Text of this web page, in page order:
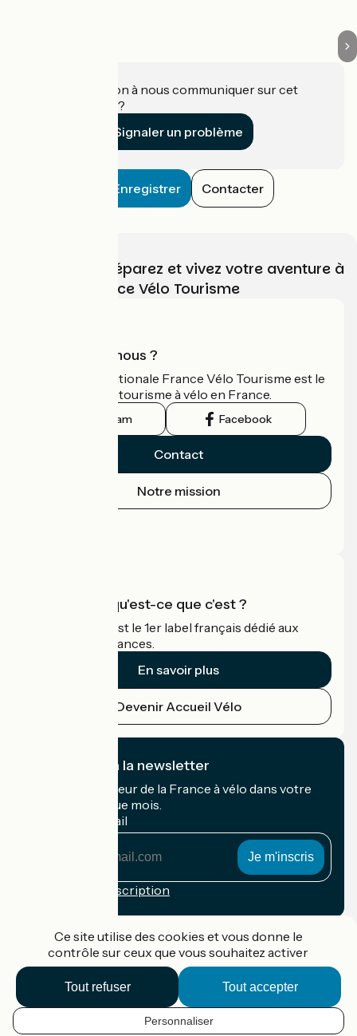
FR
Une information à nous communiquer sur cet
établissement ?
Signaler un problème
Enregistrer Contacter
Choisissez, préparez et vivez votre aventure à
vélo avec France Vélo Tourisme
Qui sommes-nous ?
L'association nationale France Vélo Tourisme est le
guide officiel du tourisme à vélo en France.
Instagram Facebook
Contact
Notre mission
Accueil Vélo qu'est-ce que c'est ?
Accueil Vélo c'est le 1er label français dédié aux
cyclistes en vacances.
En savoir plus
Devenir Accueil Vélo
Je m'abonne à la newsletter
Recevez le meilleur de la France à vélo dans votre
boîte mail chaque mois.
Mon adresse mail
Conditions d'inscription
Accueil Vélo Pro
Contact
Mentions légales
Ce site utilise des cookies et vous donne le
contrôle sur ceux que vous souhaitez activer
Tout accepter
Tout refuser
Personnaliser